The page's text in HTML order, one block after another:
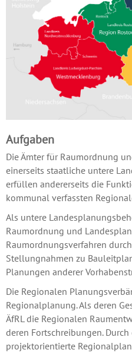
Aufgaben
Die Ämter für Raumordnung
einerseits staatliche untere
erfüllen andererseits die
kommunal verfassten
Als untere
Raumordnung und
Raumordnungsverfahren
Stellungnahmen zu
Planungen anderer
Die Regionalen
Regionalplanung. Als deren
ÄfRL die Regionalen
deren Fortschreibungen.
projektorientierte